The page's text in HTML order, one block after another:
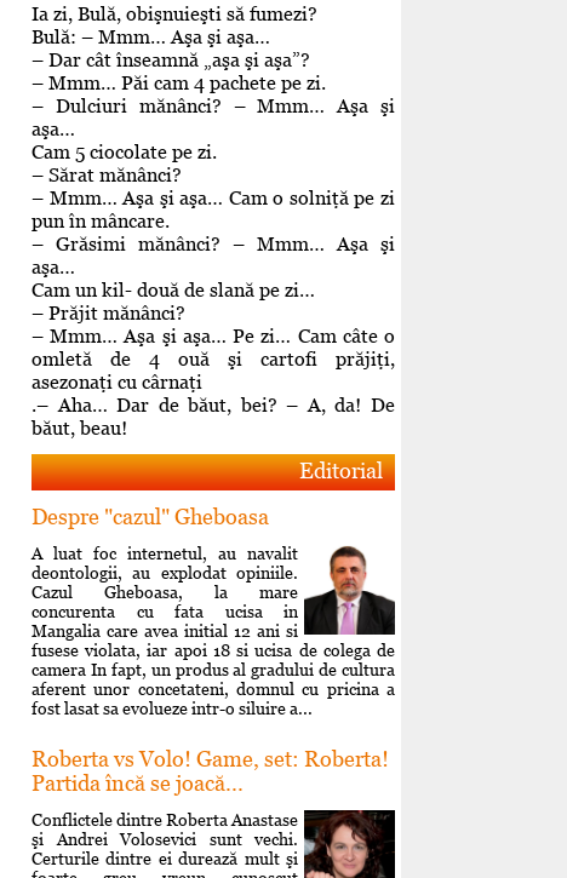
Ia zi, Bulă, obişnuieşti să fumezi?
Bulă: – Mmm… Aşa şi aşa…
– Dar cât înseamnă „aşa şi aşa”?
– Mmm… Păi cam 4 pachete pe zi.
– Dulciuri mănânci? – Mmm… Aşa şi
aşa…
Cam 5 ciocolate pe zi.
– Sărat mănânci?
– Mmm… Aşa şi aşa… Cam o solniţă pe zi
pun în mâncare.
– Grăsimi mănânci? – Mmm… Aşa şi
aşa…
Cam un kil- două de slană pe zi…
– Prăjit mănânci?
– Mmm… Aşa şi aşa… Pe zi… Cam câte o
omletă de 4 ouă şi cartofi prăjiţi,
asezonaţi cu cârnaţi
.– Aha… Dar de băut, bei? – A, da! De
băut, beau!
Editorial
Despre "cazul" Gheboasa
A luat foc internetul, au navalit
deontologii, au explodat opiniile.
Cazul Gheboasa, la mare
concurenta cu fata ucisa in
Mangalia care avea initial 12 ani si
fusese violata, iar apoi 18 si ucisa de colega de
camera In fapt, un produs al gradului de cultura
aferent unor concetateni, domnul cu pricina a
fost lasat sa evolueze intr-o siluire a...
Roberta vs Volo! Game, set: Roberta!
Partida încă se joacă...
Conflictele dintre Roberta Anastase
şi Andrei Volosevici sunt vechi.
Certurile dintre ei durează mult şi